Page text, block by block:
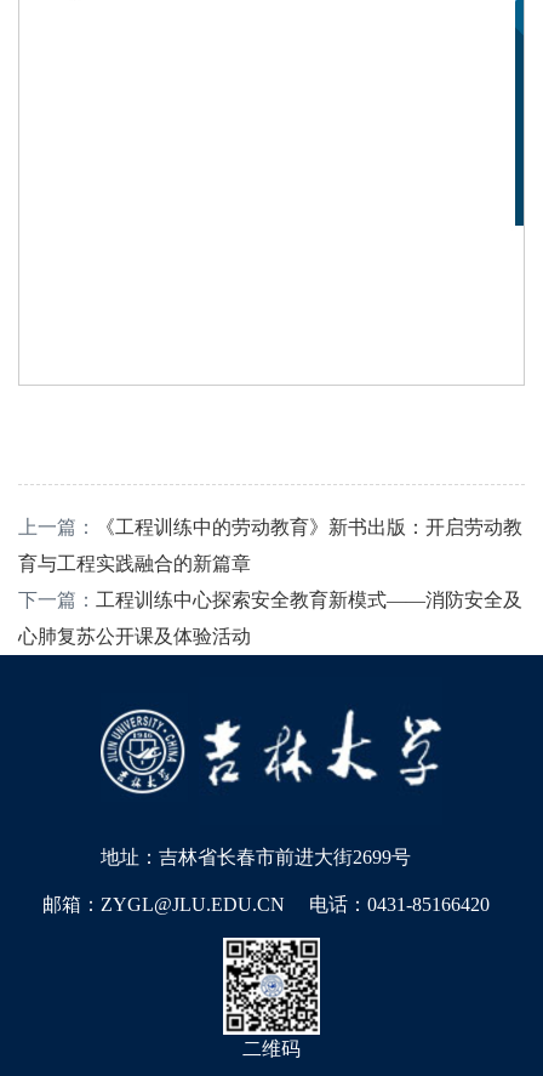
上一篇：
《工程训练中的劳动教育》新书出版：开启劳动教
育与工程实践融合的新篇章
下一篇： 工程训练中心探索安全教育新模式——消防安全及
心肺复苏公开课及体验活动
地址：吉林省长春市前进大街2699号
邮箱：ZYGL@JLU.EDU.CN 电话：0431-85166420
二维码